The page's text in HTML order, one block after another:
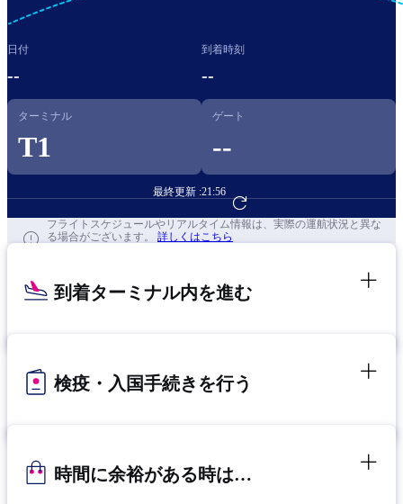
日付
--
到着時刻
--
ターミナル
T1
ゲート
--
最終更新 :21:56
フライト予約へ
フライトスケジュールやリアルタイム情報は、実際の運航状況と異な
る場合がございます。 詳しくはこちら
到着ターミナル内を進む
検疫・入国手続きを行う
時間に余裕がある時は…